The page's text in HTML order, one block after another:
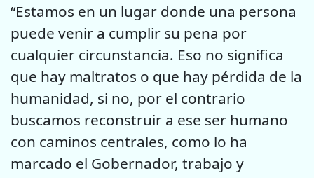
“Estamos en un lugar donde una persona
puede venir a cumplir su pena por
cualquier circunstancia. Eso no significa
que hay maltratos o que hay pérdida de la
humanidad, si no, por el contrario
buscamos reconstruir a ese ser humano
con caminos centrales, como lo ha
marcado el Gobernador, trabajo y